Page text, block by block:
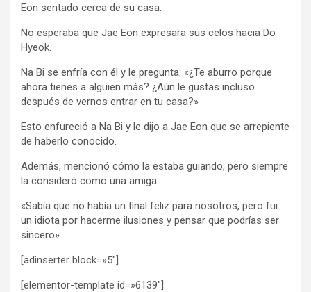
Eon sentado cerca de su casa.
No esperaba que Jae Eon expresara sus celos hacia Do
Hyeok.
Na Bi se enfría con él y le pregunta: «¿Te aburro porque
ahora tienes a alguien más? ¿Aún le gustas incluso
después de vernos entrar en tu casa?»
Esto enfureció a Na Bi y le dijo a Jae Eon que se arrepiente
de haberlo conocido.
Además, mencionó cómo la estaba guiando, pero siempre
la consideró como una amiga.
«Sabía que no había un final feliz para nosotros, pero fui
un idiota por hacerme ilusiones y pensar que podrías ser
sincero».
[adinserter block=»5″]
[elementor-template id=»6139″]